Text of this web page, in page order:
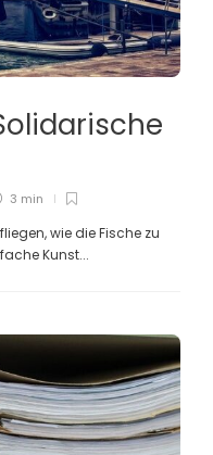
3 min
wie die Fische zu
Kunst...